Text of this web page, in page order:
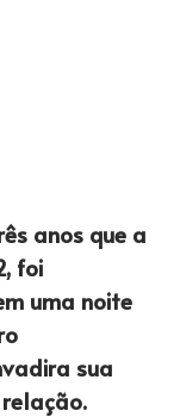
anos que a
foi
uma noite
sua